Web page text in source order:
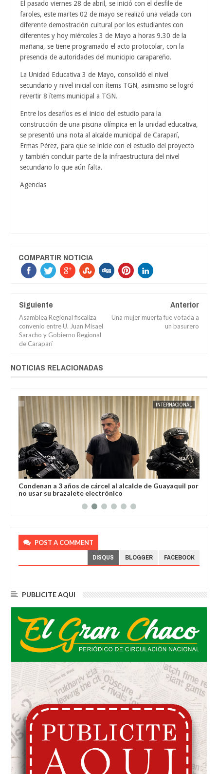
El pasado viernes 28 de abril, se inició con el desfile de
faroles, este martes 02 de mayo se realizó una velada con
diferente demostración cultural por los estudiantes con
diferentes y hoy miércoles 3 de Mayo a horas 9.30 de la
mañana, se tiene programado el acto protocolar, con la
presencia de autoridades del municipio carapareño.
La Unidad Educativa 3 de Mayo, consolidó el nivel
secundario y nivel inicial con ítems TGN, asimismo se logró
revertir 8 ítems municipal a TGN.
Entre los desafíos es el inicio del estudio para la
construcción de una piscina olímpica en la unidad educativa,
se presentó una nota al alcalde municipal de Caraparí,
Ermas Pérez, para que se inicie con el estudio del proyecto
y también concluir parte de la infraestructura del nivel
secundario lo que aún falta.
Agencias
COMPARTIR NOTICIA
Siguiente
Asamblea Regional fiscaliza
convenio entre U. Juan Misael
Saracho y Gobierno Regional
de Caraparí
Anterior
Una mujer muerta fue votada a
un basurero
NOTICIAS RELACIONADAS
INTERNACIONAL
Condenan a 3 años de cárcel al alcalde de Guayaquil por
no usar su brazalete electrónico
JORGE
POST A COMMENT
DISQUS BLOGGER FACEBOOK
PUBLICITE AQUI